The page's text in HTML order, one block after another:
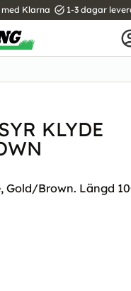
Klarna task_alt 1-3 dagar
KLYDE
Gold/Brown. Längd